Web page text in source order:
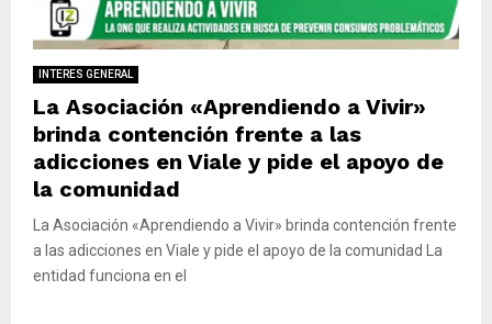
INTERES GENERAL
La Asociación «Aprendiendo a Vivir»
brinda contención frente a las
adicciones en Viale y pide el apoyo de
la comunidad
La Asociación «Aprendiendo a Vivir» brinda contención frente
a las adicciones en Viale y pide el apoyo de la comunidad La
entidad funciona en el